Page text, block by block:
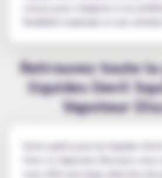
conçus pour s'adapter à vos
flexibilité maximale et une
Retrouvez toute la
liquides Devil
Vapoteur
Votre quête pour les liquides
Chez Le Vapoteur Discount, nous
vous offrir une large sélection de